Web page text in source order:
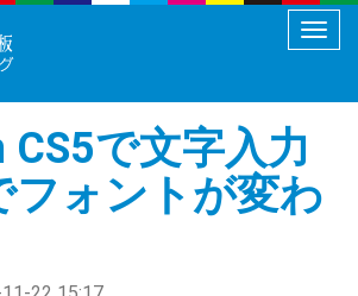
メ
ュ
り
CS5で文字入力
フォントが変わ